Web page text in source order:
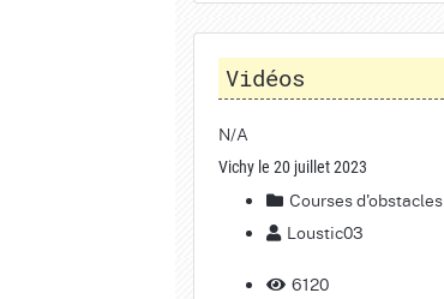
Vidéos
N/A
Vichy le 20 juillet 2023
Courses d'obstacles
Loustic03
6120